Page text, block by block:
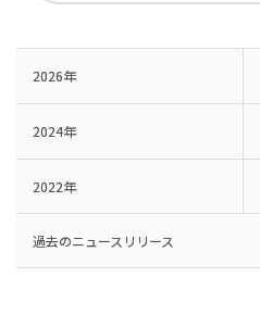
2026年
2024年
2022年
過去のニュースリリース